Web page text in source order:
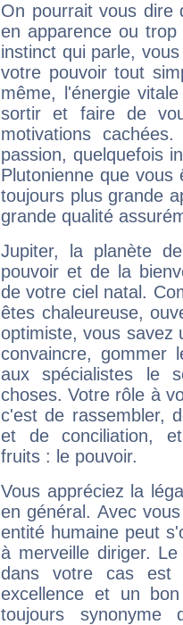
On pourrait vous dire
en apparence ou
instinct qui parle,
votre pouvoir tout
même, l'énergie
sortir et faire de
motivations
passion, quelquefois
Plutonienne que
toujours plus grande
grande qualité
Jupiter, la planète
pouvoir et de la
de votre ciel natal.
êtes chaleureuse,
optimiste, vous savez
convaincre, gommer
aux spécialistes le
choses. Votre rôle à
c'est de rassembler,
et de conciliation,
fruits : le pouvoir.
Vous appréciez la
en général. Avec
entité humaine peut
à merveille diriger.
dans votre cas est
excellence et un
toujours synonyme